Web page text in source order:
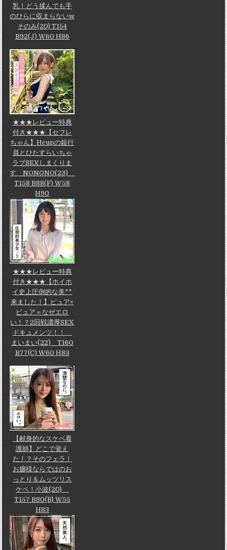
乳！どう揉んでも手
のひらに収まらないw
そのみ(20) T154
B92(J) W60 H86
★★★レビュー特典
付き★★★【セフレ
ちゃん】Hcupの銀行
員とひたすらいちゃ
ラブSEXしまくりま
す NONONO(23)
T158 B88(F) W58
H90
★★★レビュー特典
付き★★★【ホイホ
イ史上圧倒的な美**
来ました！】ピュア×
ピュア＝なぜエロ
い！？2回戦濃厚SEX
ドキュメンツ！！
まいまい(22) T160
B77(C) W60 H83
【献身的なスケベ看
護師】どこで覚え
た！？そのフェラ！
お嬢様ならではのお
っとり＆ムッツリス
ケベ！小波(20)
T157 B80(B) W55
H83